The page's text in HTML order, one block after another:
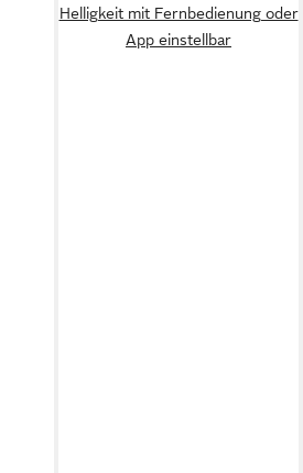
Helligkeit mit Fernbedienung oder
App einstellbar